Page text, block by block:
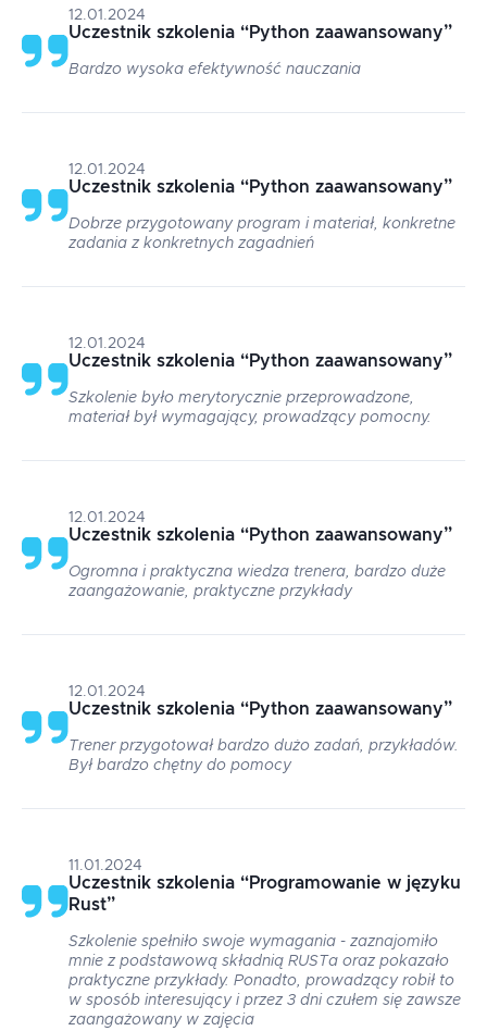
12.01.2024
Uczestnik szkolenia “Python zaawansowany”
Bardzo wysoka efektywność nauczania
12.01.2024
Uczestnik szkolenia “Python zaawansowany”
Dobrze przygotowany program i materiał, konkretne
zadania z konkretnych zagadnień
12.01.2024
Uczestnik szkolenia “Python zaawansowany”
Szkolenie było merytorycznie przeprowadzone,
materiał był wymagający, prowadzący pomocny.
12.01.2024
Uczestnik szkolenia “Python zaawansowany”
Ogromna i praktyczna wiedza trenera, bardzo duże
zaangażowanie, praktyczne przykłady
12.01.2024
Uczestnik szkolenia “Python zaawansowany”
Trener przygotował bardzo dużo zadań, przykładów.
Był bardzo chętny do pomocy
11.01.2024
Uczestnik szkolenia “Programowanie w języku
Rust”
Szkolenie spełniło swoje wymagania - zaznajomiło
mnie z podstawową składnią RUSTa oraz pokazało
praktyczne przykłady. Ponadto, prowadzący robił to
w sposób interesujący i przez 3 dni czułem się zawsze
zaangażowany w zajęcia